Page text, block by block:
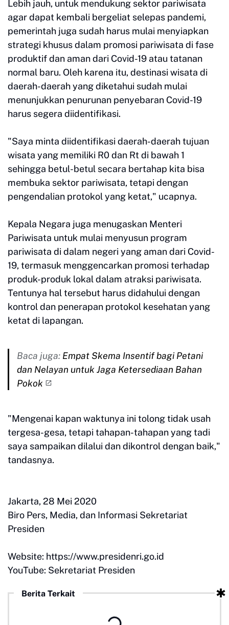
Lebih jauh, untuk mendukung sektor pariwisata
agar dapat kembali bergeliat selepas pandemi,
pemerintah juga sudah harus mulai menyiapkan
strategi khusus dalam promosi pariwisata di fase
produktif dan aman dari Covid-19 atau tatanan
normal baru. Oleh karena itu, destinasi wisata di
daerah-daerah yang diketahui sudah mulai
menunjukkan penurunan penyebaran Covid-19
harus segera diidentifikasi.
"Saya minta diidentifikasi daerah-daerah tujuan
wisata yang memiliki R0 dan Rt di bawah 1
sehingga betul-betul secara bertahap kita bisa
membuka sektor pariwisata, tetapi dengan
pengendalian protokol yang ketat," ucapnya.
Kepala Negara juga menugaskan Menteri
Pariwisata untuk mulai menyusun program
pariwisata di dalam negeri yang aman dari Covid-
19, termasuk menggencarkan promosi terhadap
produk-produk lokal dalam atraksi pariwisata.
Tentunya hal tersebut harus didahului dengan
kontrol dan penerapan protokol kesehatan yang
ketat di lapangan.
Baca juga: Empat Skema Insentif bagi Petani
dan Nelayan untuk Jaga Ketersediaan Bahan
Pokok
"Mengenai kapan waktunya ini tolong tidak usah
tergesa-gesa, tetapi tahapan-tahapan yang tadi
saya sampaikan dilalui dan dikontrol dengan baik,"
tandasnya.
Jakarta, 28 Mei 2020
Biro Pers, Media, dan Informasi Sekretariat
Presiden
Website: https://www.presidenri.go.id
YouTube: Sekretariat Presiden
Berita Terkait